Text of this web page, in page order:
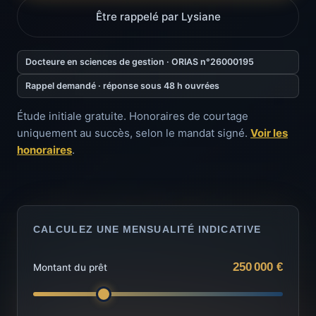
Être rappelé par Lysiane
Docteure en sciences de gestion · ORIAS n°26000195
Rappel demandé · réponse sous 48 h ouvrées
Étude initiale gratuite. Honoraires de courtage
uniquement au succès, selon le mandat signé. Voir les
honoraires.
CALCULEZ UNE MENSUALITÉ INDICATIVE
Montant du prêt 250 000 €